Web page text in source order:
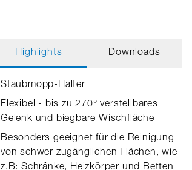
Highlights Downloads
Staubmopp-Halter
Flexibel - bis zu 270° verstellbares
Gelenk und biegbare Wischfläche
Besonders geeignet für die Reinigung
von schwer zugänglichen Flächen, wie
z.B: Schränke, Heizkörper und Betten